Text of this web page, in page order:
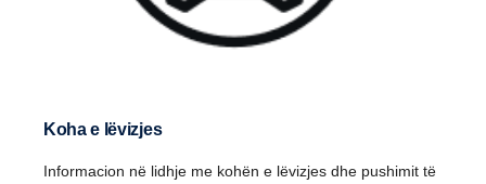
Koha e lëvizjes
Informacion në lidhje me kohën e lëvizjes dhe pushimit të